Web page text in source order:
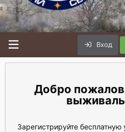
Вход
Зарегистрируйте бесплатную